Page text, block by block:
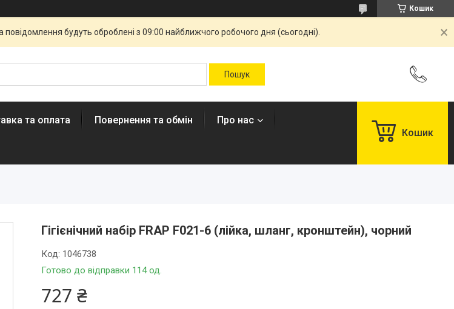
Кошик
будуть оброблені з 09:00 найближчого робочого дня (сьогодні).
та оплата Повернення та обмін Про нас
Кошик
Гігієнічний набір FRAP F021-6 (лійка, шланг, кронштейн), чорний
Готово до відправки 114 од.
Код: 1046738
727 ₴